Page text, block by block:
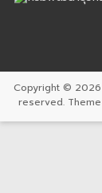
Copyright © 2026
reserved.